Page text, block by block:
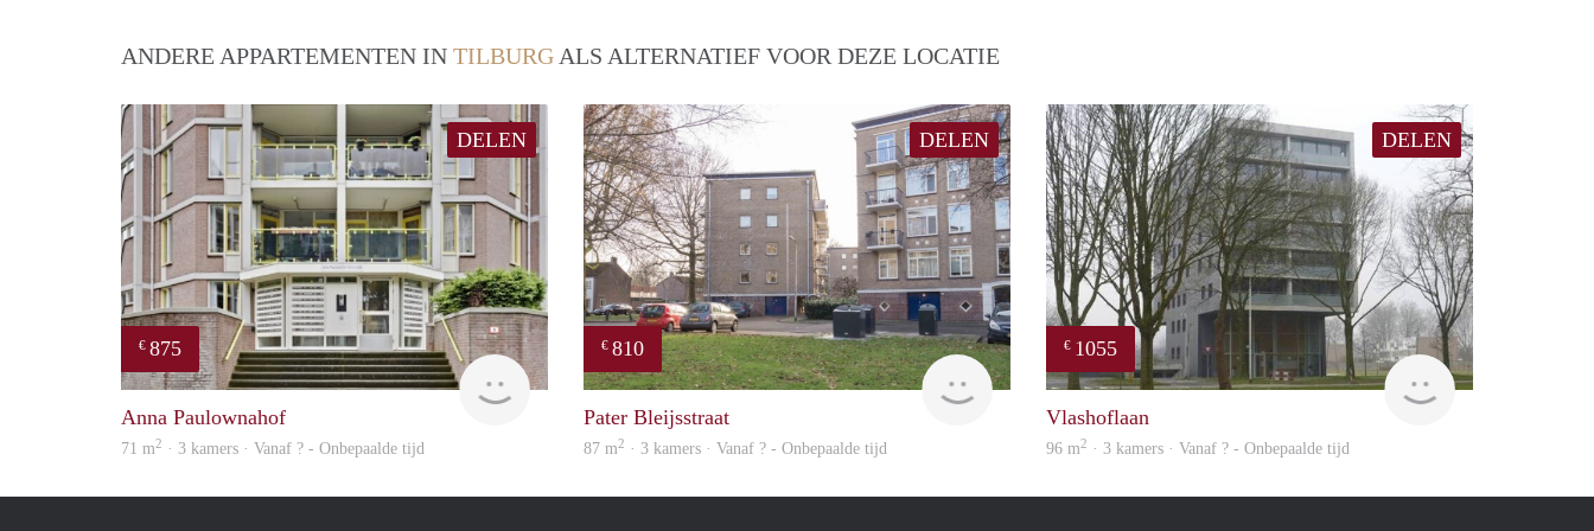
ANDERE APPARTEMENTEN IN TILBURG ALS ALTERNATIEF VOOR DEZE LOCATIE
DELEN
€ 875
finder
Anna Paulownahof
71 m2 · 3 kamers · Vanaf ? - Onbepaalde tijd
DELEN
€ 810
Woning
Pater Bleijsstraat
87 m2 · 3 kamers · Vanaf ? - Onbepaalde tijd
DELEN
€ 1055
rent
Vlashoflaan
96 m2 · 3 kamers · Vanaf ? - Onbepaalde tijd